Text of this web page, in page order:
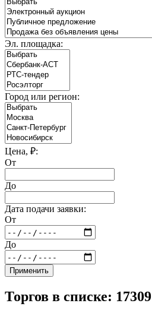
Эл. площадка:
Город или регион:
Цена, ₽:
От
До
Дата подачи заявки:
От
До
Применить
Торгов в списке: 17309